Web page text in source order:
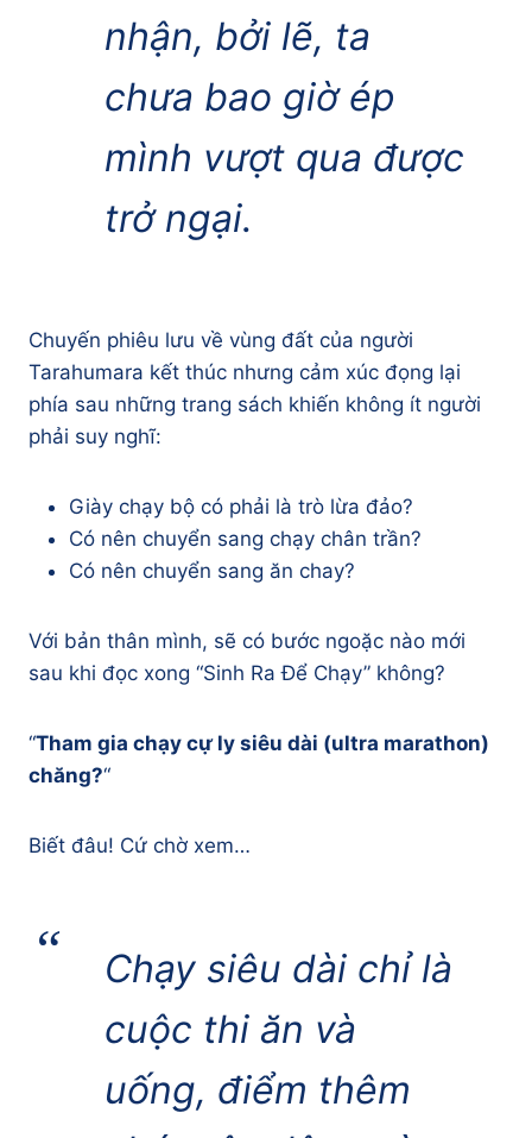
nhận, bởi lẽ, ta
chưa bao giờ ép
mình vượt qua được
trở ngại.
Chuyến phiêu lưu về vùng đất của người
Tarahumara kết thúc nhưng cảm xúc đọng lại
phía sau những trang sách khiến không ít người
phải suy nghĩ:
Giày chạy bộ có phải là trò lừa đảo?
Có nên chuyển sang chạy chân trần?
Có nên chuyển sang ăn chay?
Với bản thân mình, sẽ có bước ngoặc nào mới
sau khi đọc xong “Sinh Ra Để Chạy” không?
“Tham gia chạy cự ly siêu dài (ultra marathon)
chăng?“
Biết đâu! Cứ chờ xem…
Chạy siêu dài chỉ là
cuộc thi ăn và
uống, điểm thêm